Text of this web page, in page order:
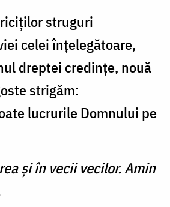
struguri
celei înţelegătoare,
dreptei credinţe, nouă
strigăm:
lucrurile Domnului pe
şi în vecii vecilor. Amin